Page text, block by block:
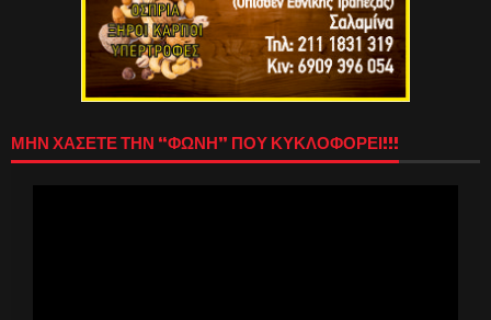
ΜΗΝ ΧΑΣΕΤΕ ΤΗΝ “ΦΩΝΗ” ΠΟΥ ΚΥΚΛΟΦΟΡΕΙ!!!